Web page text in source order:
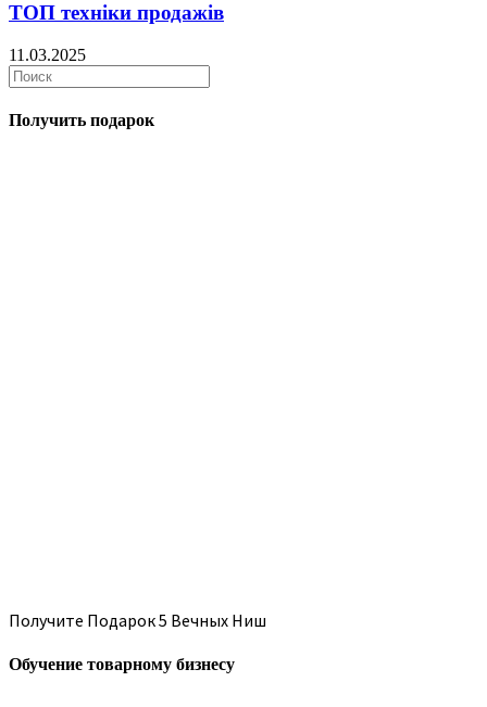
ТОП техніки продажів
11.03.2025
Получить подарок
Получите Подарок 5 Вечных Ниш
Обучение товарному бизнесу